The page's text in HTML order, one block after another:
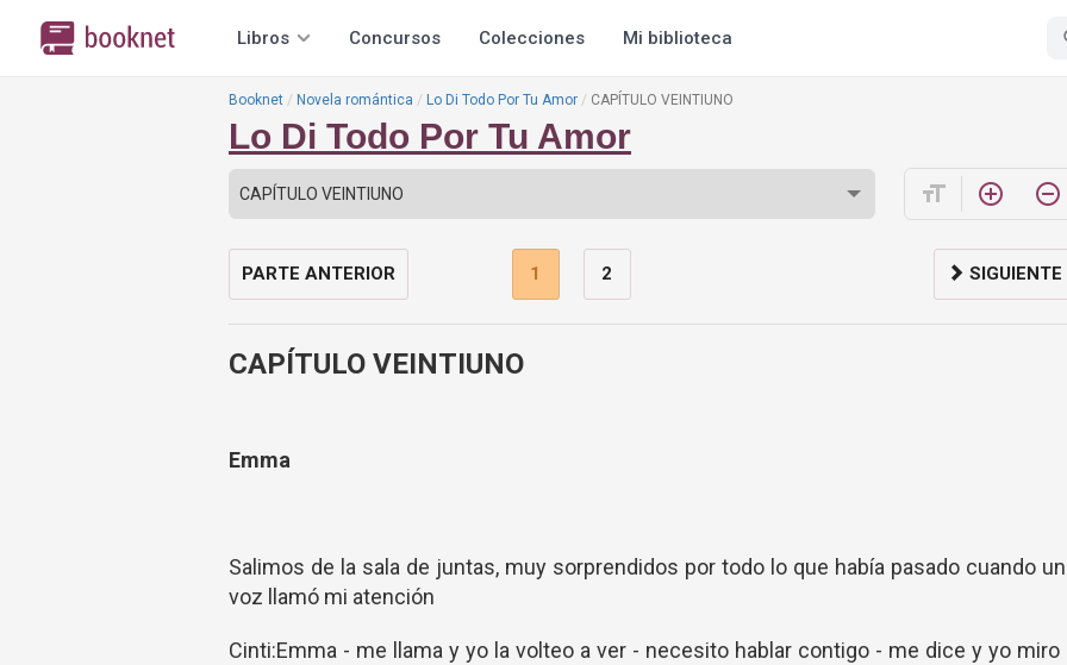
Libros Concursos Colecciones Mi biblioteca
Booknet Novela romántica Lo Di Todo Por Tu Amor CAPÍTULO VEINTIUNO
Lo Di Todo Por Tu Amor
format_size add_circle_outline remove_circle_outline
PARTE ANTERIOR 1 2 SIGUIENTE
CAPÍTULO VEINTIUNO
Emma
Salimos de la sala de juntas, muy sorprendidos por todo lo que había pasado cuando
voz llamó mi atención
Cinti:Emma - me llama y yo la volteo a ver - necesito hablar contigo - me dice y yo miro